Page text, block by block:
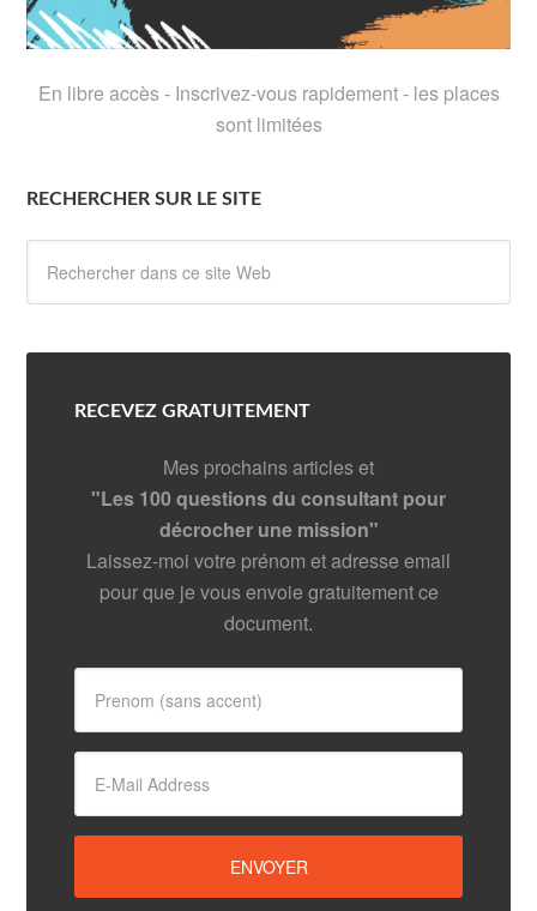
En libre accès - Inscrivez-vous rapidement - les places
sont limitées
RECHERCHER SUR LE SITE
RECEVEZ GRATUITEMENT
Mes prochains articles et
"Les 100 questions du consultant pour
décrocher une mission"
Laissez-moi votre prénom et adresse email
pour que je vous envoie gratuitement ce
document.